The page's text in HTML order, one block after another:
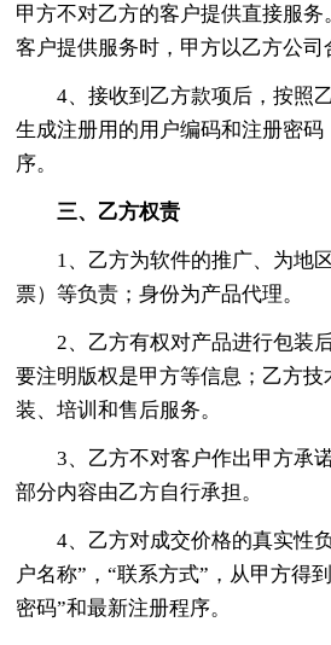
甲方不对乙方的客户提供直接服
客户提供服务时，甲方以乙方公司
4、接收到乙方款项后，按照
生成注册用的用户编码和注册密码
序。
三、乙方权责
1、乙方为软件的推广、为地
票）等负责；身份为产品代理。
2、乙方有权对产品进行包装
要注明版权是甲方等信息；乙方
装、培训和售后服务。
3、乙方不对客户作出甲方承
部分内容由乙方自行承担。
4、乙方对成交价格的真实性
户名称”，“联系方式”，从甲方得
密码”和最新注册程序。